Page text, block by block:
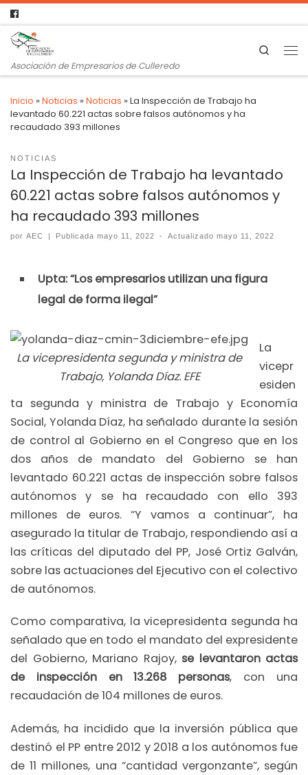
Asociación de Empresarios de Culleredo
Search
Inicio »Noticias »Noticias »La Inspección de Trabajo ha
levantado 60.221 actas sobre falsos autónomos y ha
recaudado 393 millones
NOTICIAS
La Inspección de Trabajo ha levantado
60.221 actas sobre falsos autónomos y
ha recaudado 393 millones
por AEC | Publicadamayo 11, 2022 - Actualizadomayo 11, 2022
Upta: “Los empresarios utilizan una figura
legal de forma ilegal”
La vicepresidenta segunda y ministra de
Trabajo, Yolanda Díaz. EFE
La
vicepr
esiden
ta segunda y ministra de Trabajo y Economía
Social, Yolanda Díaz, ha señalado durante la sesión
de control al Gobierno en el Congreso que en los
dos años de mandato del Gobierno se han
levantado 60.221 actas de inspección sobre falsos
autónomos y se ha recaudado con ello 393
millones de euros. “Y vamos a continuar”, ha
asegurado la titular de Trabajo, respondiendo así a
las críticas del diputado del PP, José Ortiz Galván,
sobre las actuaciones del Ejecutivo con el colectivo
de autónomos.
Como comparativa, la vicepresidenta segunda ha
señalado que en todo el mandato del expresidente
del Gobierno, Mariano Rajoy, se levantaron actas
de inspección en 13.268 personas, con una
recaudación de 104 millones de euros.
Además, ha incidido que la inversión pública que
destinó el PP entre 2012 y 2018 a los autónomos fue
de 11 millones, una “cantidad vergonzante”, según